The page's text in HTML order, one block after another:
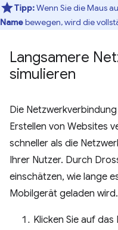
Tipp:Wenn Sie die Maus
Namebewegen, wird die
Langsamere
simulieren
Die
Erstellen von Websites
schneller als die
Ihrer Nutzer. Durch
einschätzen, wie lange
Mobilgerät geladen wird.
Klicken Sie auf